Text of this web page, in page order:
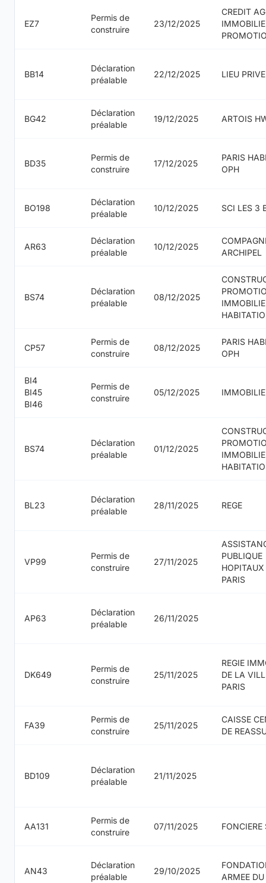
EZ7
Permis de
construire
23/12/2025
CREDIT
BB14
Déclaration
préalable
22/12/2025 LIEU PRIVE
BG42
Déclaration
préalable
19/12/2025 ARTOIS
BD35
Permis de
construire
17/12/2025
PARIS
OPH
BO198
Déclaration
préalable
10/12/2025 SCI LES 3
AR63
Déclaration
préalable
10/12/2025
ARCHIPEL
BS74
Déclaration
préalable
08/12/2025
CP57
Permis de
construire
08/12/2025
PARIS
OPH
BI4
BI45
BI46
Permis de
construire
05/12/2025
BS74
Déclaration
préalable
01/12/2025
BL23
Déclaration
préalable
28/11/2025 REGE
VP99
Permis de
construire
27/11/2025
PUBLIQUE
HOPITAUX
PARIS
AP63
Déclaration
préalable
26/11/2025
DK649
Permis de
construire
25/11/2025
REGIE
DE LA
PARIS
FA39
Permis de
construire
25/11/2025
CAISSE
DE
BD109
Déclaration
préalable
21/11/2025
AA131
Permis de
construire
07/11/2025 FONCIERE
AN43
Déclaration
préalable
29/10/2025
ARMEE